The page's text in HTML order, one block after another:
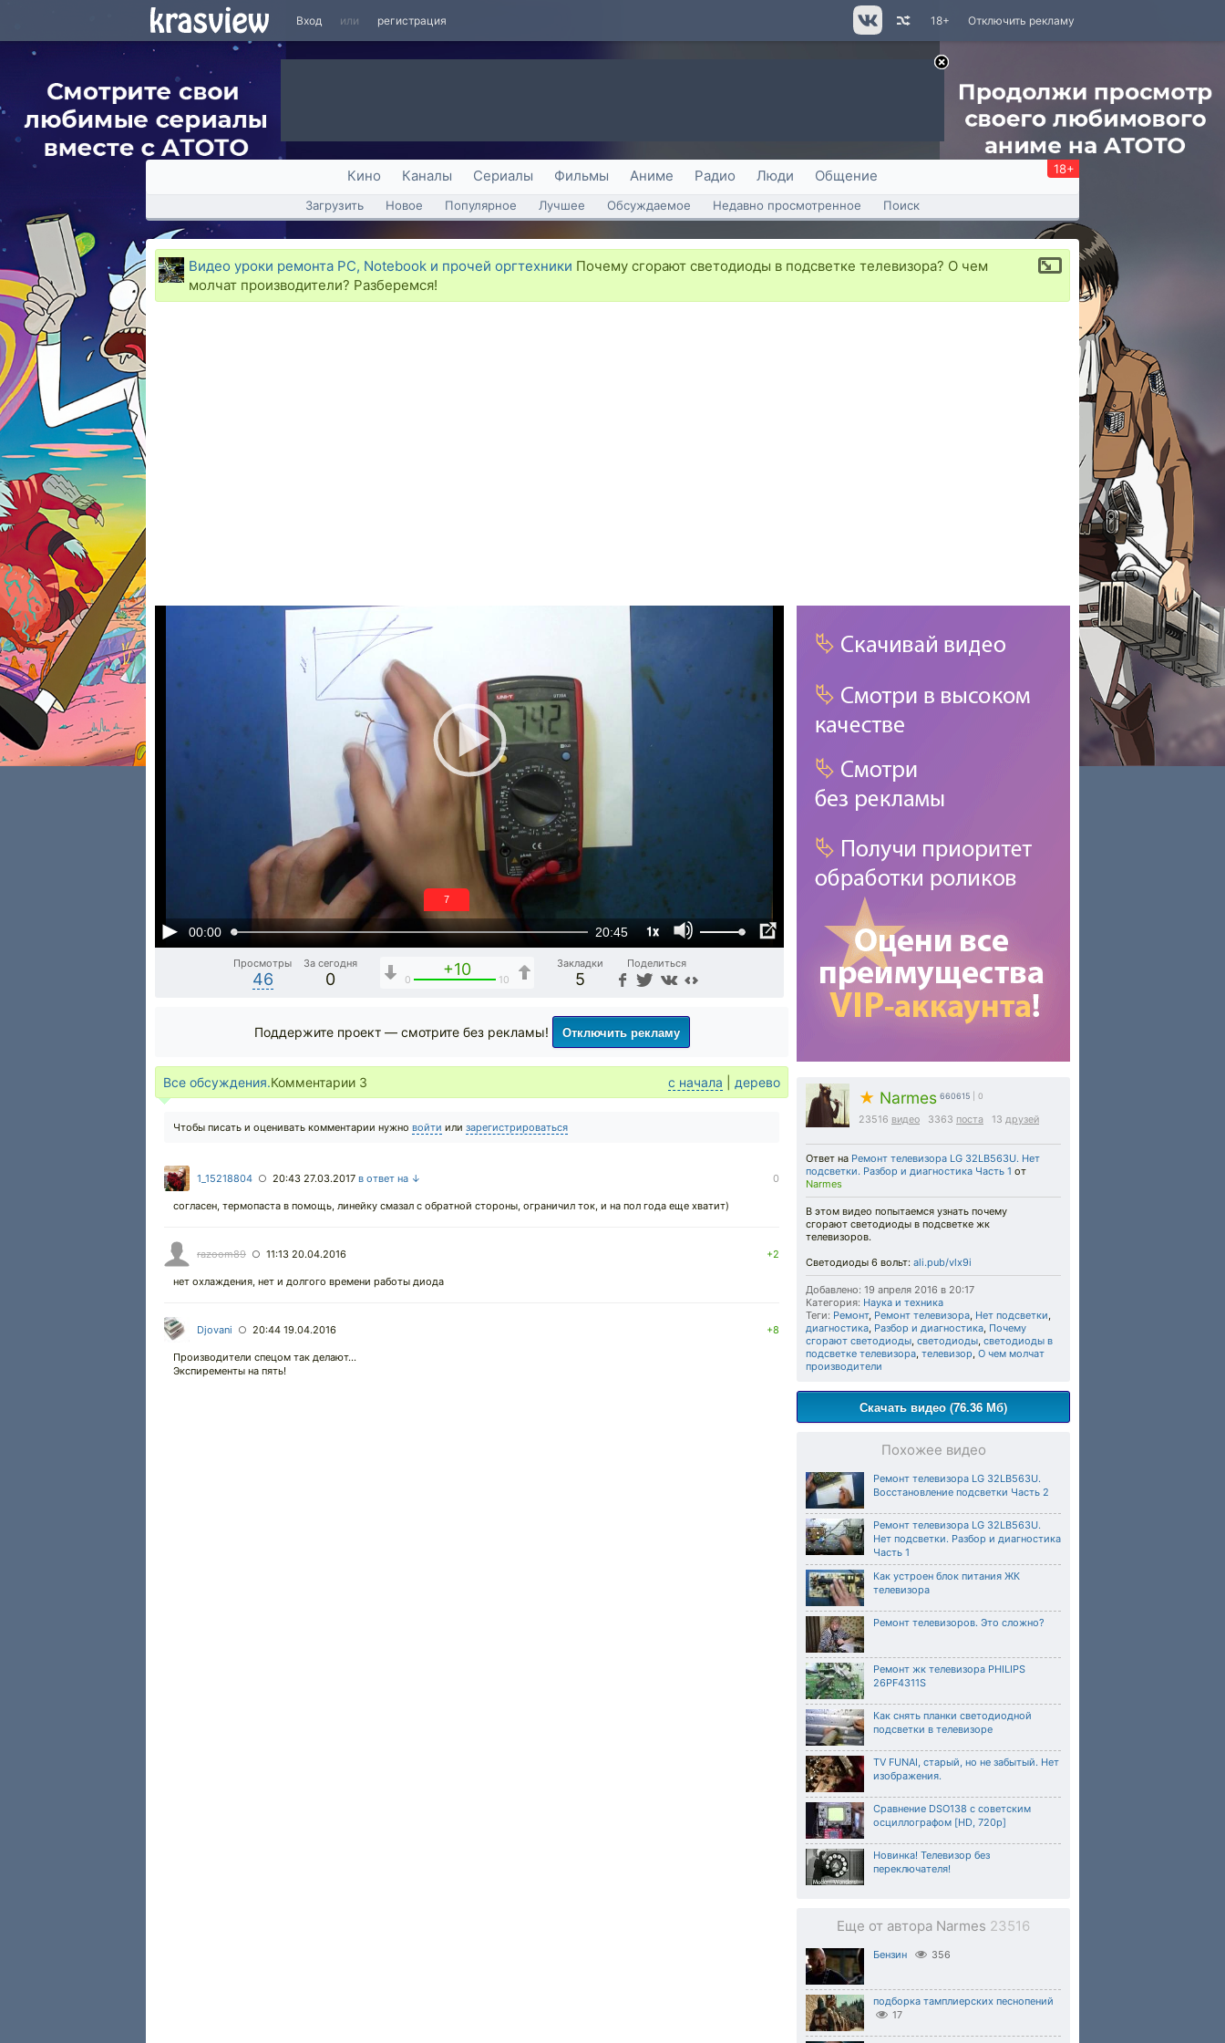
Вход или регистрация Отключить рекламу
18+
Кино Каналы Сериалы Фильмы Аниме Радио Люди Общение 18+
Загрузить Новое Популярное Лучшее Обсуждаемое Недавно просмотренное Поиск
Видео уроки ремонта PC, Notebook и прочей оргтехники Почему сгорают светодиоды в подсветке телевизора? О чем
молчат производители? Разберемся!
00:00 20:45 1x
6
Просмотры
46
За сегодня
0
+10
0 10
Закладки
5
Поделиться
★ Narmes 660615 | 0
23516 видео 3363 поста 13 друзей
Ответ на Ремонт телевизора LG 32LB563U. Нет
подсветки. Разбор и диагностика Часть 1 от
Narmes
В этом видео попытаемся узнать почему
сгорают светодиоды в подсветке жк
телевизоров.
Светодиоды 6 вольт: ali.pub/vlx9i
Добавлено: 19 апреля 2016 в 20:17
Категория: Наука и техника
Теги: Ремонт, Ремонт телевизора Нет подсветки
диагностика Разбор и диагностика Почему
сгорают светодиоды светодиоды светодиоды в
подсветке телевизора телевизор О чем молчат
производители
Скачать видео (76.36 Мб)
Похожее видео
Ремонт телевизора LG 32LB563U.
Восстановление подсветки Часть 2
Ремонт телевизора LG 32LB563U.
Нет подсветки. Разбор и диагностика
Часть 1
Как устроен блок питания ЖК
телевизора
Ремонт телевизоров. Это сложно?
Ремонт жк телевизора PHILIPS
26PF4311S
Как снять планки светодиодной
подсветки в телевизоре
TV FUNAI, старый, но не забытый. Нет
изображения.
Сравнение DSO138 с советским
осциллографом [HD, 720p]
Новинка! Телевизор без
переключателя!
Еще от автора Narmes 23516
Бензин 356
подборка тамплиерских песнопений
17
Поддержите проект — смотрите без рекламы! Отключить рекламу
Все обсуждения.Комментарии 3 с начала дерево
Чтобы писать и оценивать комментарии нужно войти или зарегистрироваться
1_15218804 ○ 20:43 27.03.2017 в ответ на ↓ 0
согласен, термопаста в помощь, линейку смазал с обратной стороны, ограничил ток, и на пол года еще хватит)
razoom89 ○ 11:13 20.04.2016 +2
нет охлаждения, нет и долгого времени работы диода
Djovani ○ 20:44 19.04.2016 +8
Производители спецом так делают...
Экспиременты на пять!